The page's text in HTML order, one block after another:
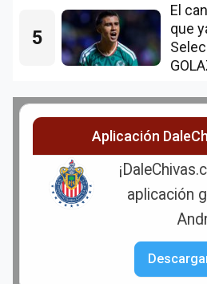
5
El
que
Aplicación
aplicación